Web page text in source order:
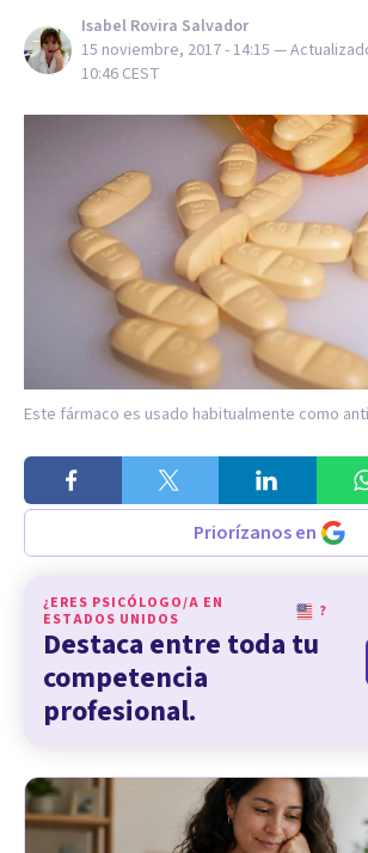
Isabel Rovira Salvador
15 noviembre, 2017 - 14:15 —
10:46 CEST
Este fármaco es usado habitualmente como
Priorízanos en
¿ERES PSICÓLOGO/A EN
ESTADOS UNIDOS
?
Destaca entre toda tu
competencia
profesional.